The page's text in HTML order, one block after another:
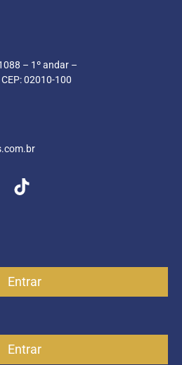
– 1º andar –
02010-100
Entrar
Entrar